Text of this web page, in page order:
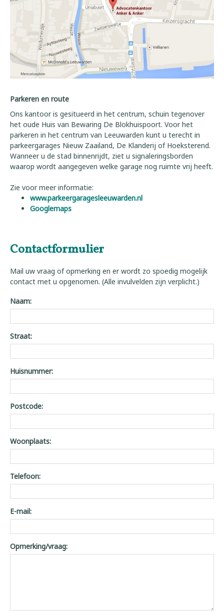
Parkeren en route
Ons kantoor is gesitueerd in het centrum, schuin tegenover
het oude Huis van Bewaring De Blokhuispoort. Voor het
parkeren in het centrum van Leeuwarden kunt u terecht in
parkeergarages Nieuw Zaailand, De Klanderij of Hoeksterend.
Wanneer u de stad binnenrijdt, ziet u signaleringsborden
waarop wordt aangegeven welke garage nog ruimte vrij heeft.
Zie voor meer informatie:
www.parkeergaragesleeuwarden.nl
Googlemaps
Contactformulier
Mail uw vraag of opmerking en er wordt zo spoedig mogelijk
contact met u opgenomen. (Alle invulvelden zijn verplicht.)
Naam:
Straat:
Huisnummer:
Postcode:
Woonplaats:
Telefoon:
E-mail:
Opmerking/vraag: